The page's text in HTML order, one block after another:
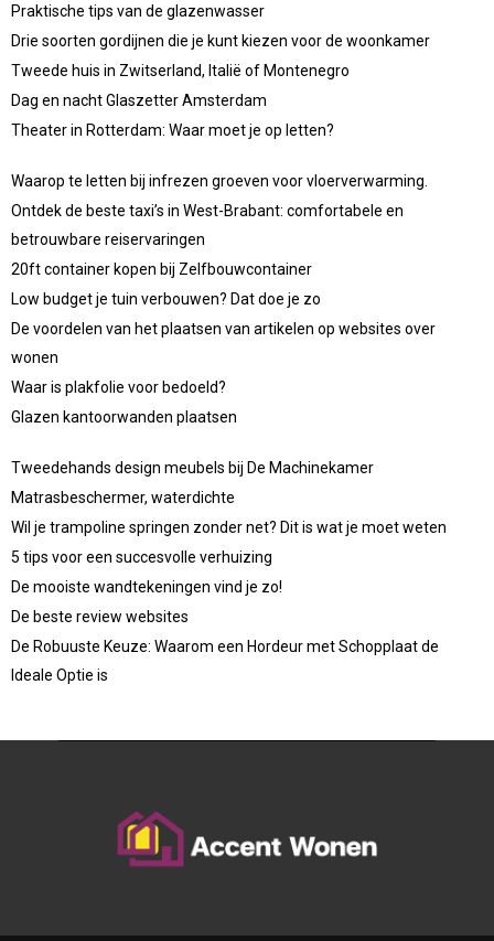
Praktische tips van de glazenwasser
Drie soorten gordijnen die je kunt kiezen voor de woonkamer
Tweede huis in Zwitserland, Italië of Montenegro
Dag en nacht Glaszetter Amsterdam
Theater in Rotterdam: Waar moet je op letten?
Waarop te letten bij infrezen groeven voor vloerverwarming.
Ontdek de beste taxi’s in West-Brabant: comfortabele en
betrouwbare reiservaringen
20ft container kopen bij Zelfbouwcontainer
Low budget je tuin verbouwen? Dat doe je zo
De voordelen van het plaatsen van artikelen op websites over
wonen
Waar is plakfolie voor bedoeld?
Glazen kantoorwanden plaatsen
Tweedehands design meubels bij De Machinekamer
Matrasbeschermer, waterdichte
Wil je trampoline springen zonder net? Dit is wat je moet weten
5 tips voor een succesvolle verhuizing
De mooiste wandtekeningen vind je zo!
De beste review websites
De Robuuste Keuze: Waarom een Hordeur met Schopplaat de
Ideale Optie is